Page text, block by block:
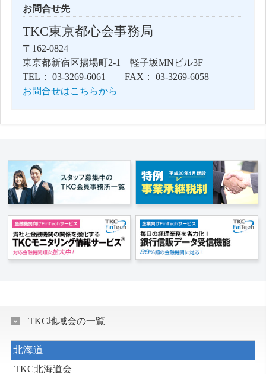
お問合せ先
TKC東京都心会事務局
〒162-0824
東京都新宿区揚場町2-1 軽子坂MNビル3F
TEL： 03-3269-6061 FAX： 03-3269-6058
お問合せはこちらから
TKC地域会の一覧
北海道
TKC北海道会